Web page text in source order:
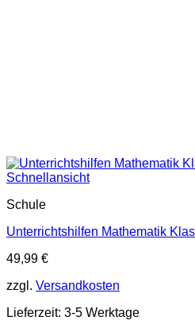
Schnellansicht
Schule
Unterrichtshilfen Mathematik
49,99 €
zzgl. Versandkosten
Lieferzeit: 3-5 Werktage